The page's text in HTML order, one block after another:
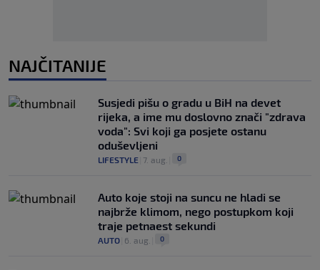
NAJČITANIJE
Susjedi pišu o gradu u BiH na devet
rijeka, a ime mu doslovno znači "zdrava
voda": Svi koji ga posjete ostanu
oduševljeni
LIFESTYLE 7. aug. 0
Auto koje stoji na suncu ne hladi se
najbrže klimom, nego postupkom koji
traje petnaest sekundi
AUTO 6. aug. 0